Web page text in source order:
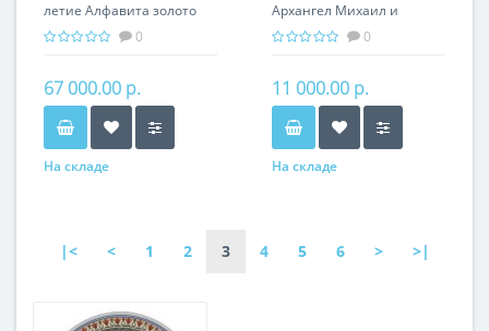
летие Алфавита золото
8.60 гр - история Армении
0
67 000.00 р.
На складе
Архангел Михаил и
Дракон серебро 31.10 гр -
религия Христианство
0
11 000.00 р.
На складе
|< < 1 2 3 4 5 6 > >|